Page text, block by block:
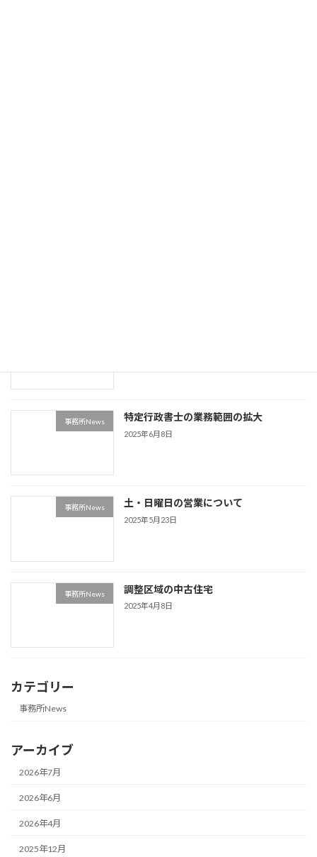
事務所News 特定行政書士の業務範囲の拡大
2025年6月8日
事務所News 土・日曜日の営業について
2025年5月23日
事務所News 調整区域の中古住宅
2025年4月8日
カテゴリー
事務所News
アーカイブ
2026年7月
2026年6月
2026年4月
2025年12月